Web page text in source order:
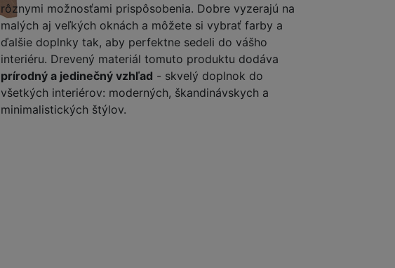
rôznymi možnosťami prispôsobenia. Dobre vyzerajú na
malých aj veľkých oknách a môžete si vybrať farby a
ďalšie doplnky tak, aby perfektne sedeli do vášho
interiéru. Drevený materiál tomuto produktu dodáva
prírodný a jedinečný vzhľad - skvelý doplnok do
všetkých interiérov: moderných, škandinávskych a
minimalistických štýlov.